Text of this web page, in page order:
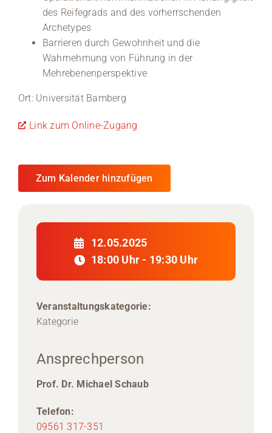
des Reifegrads and des vorherrschenden
Archetypes
Barrieren durch Gewohnheit und die
Wahrnehmung von Führung in der
Mehrebenenperspektive
Ort: Universität Bamberg
Link zum Online-Zugang
Zum Kalender hinzufügen
12.05.2025
18:00 Uhr - 19:30 Uhr
Veranstaltungskategorie:
Kategorie
Ansprechperson
Prof. Dr. Michael Schaub
Telefon:
09561 317-351